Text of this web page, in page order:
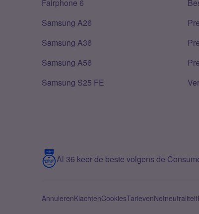
Fairphone 6
Samsung A26
Samsung A36
Samsung A56
Samsung S25 FE
Al 36 keer de beste volgens de
AnnulerenKlachtenCookiesTarievenNetneutraliteit